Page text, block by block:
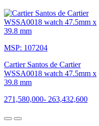
MSP: 107204
Cartier Santos de Cartier
WSSA0018 watch 47.5mm x
39.8 mm
271,580,000- 263,432,600